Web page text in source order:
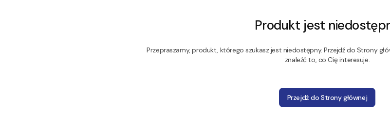
Produkt jest
Przepraszamy, produkt, którego szukasz jest niedostępny. Przejdź do Strony
znaleźć to, co Cię interesuje.
Przejdź do Strony głównej